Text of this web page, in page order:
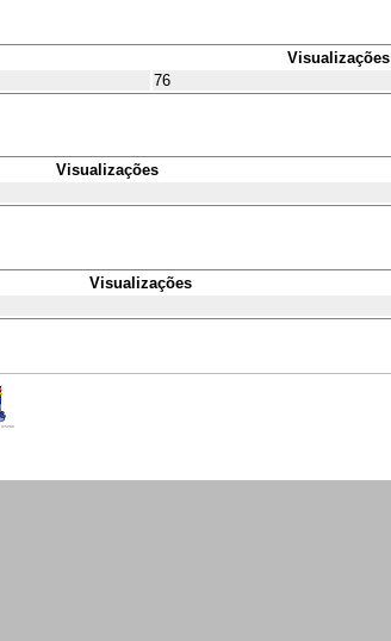
Visualizações
76
Visualizações
Visualizações